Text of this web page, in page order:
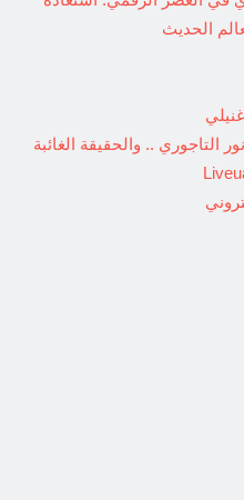
الحديث
غنيلي
نور التاجوري .. والحقيقة الغائبة